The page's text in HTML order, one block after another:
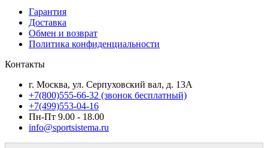
Гарантия
Доставка
Обмен и возврат
Политика конфиденциальности
Контакты
г. Москва, ул. Серпуховский вал, д. 13А
+7(800)555-66-32 (звонок бесплатный)
+7(499)553-04-16
Пн-Пт 9.00 - 18.00
info@sportsistema.ru